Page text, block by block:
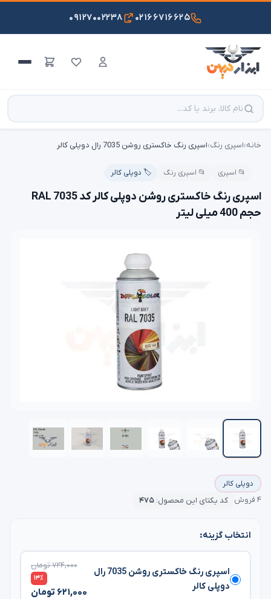
۰۲۱۶۶۷۱۶۶۲۵ ۰۹۱۲۷۰۰۲۲۳۸
خانه›اسپری رنگ›اسپری رنگ خاکستری روشن 7035 رال دوپلی کالر
📂 اسپری 📂 اسپری رنگ 🏷️ دوپلی کالر
اسپری رنگ خاکستری روشن دوپلی کالر کد 7035 RAL
حجم 400 میلی لیتر
دوپلی کالر
۴ فروش کد یکتای این محصول: ۴۷۵
انتخاب گزینه:
اسپری رنگ خاکستری روشن 7035 رال
دوپلی کالر
۷۲۴,۰۰۰ تومان
۱۴٪
۶۲۱,۰۰۰ تومان